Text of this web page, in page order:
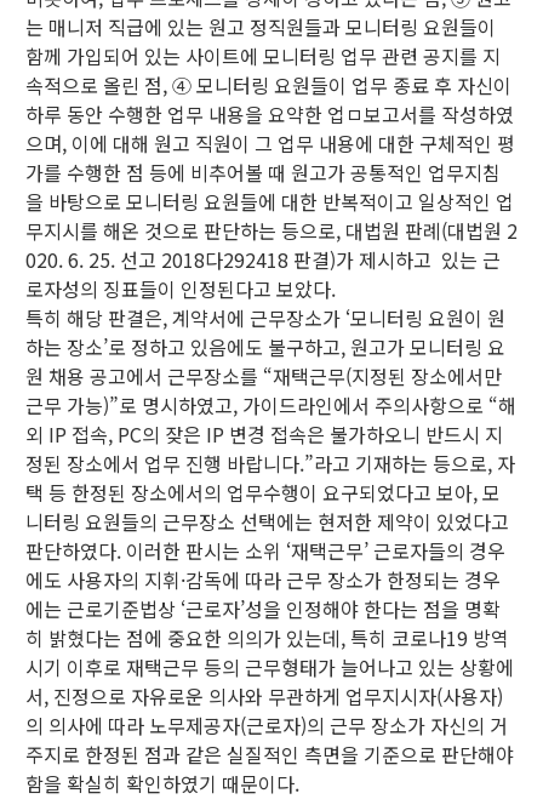
는 매니저 직급에 있는 원고 정직원들과 모니터링 요원들이
함께 가입되어 있는 사이트에 모니터링 업무 관련 공지를 지
속적으로 올린 점, ④ 모니터링 요원들이 업무 종료 후 자신이
하루 동안 수행한 업무 내용을 요약한 업ㅁ보고서를 작성하였
으며, 이에 대해 원고 직원이 그 업무 내용에 대한 구체적인 평
가를 수행한 점 등에 비추어볼 때 원고가 공통적인 업무지침
을 바탕으로 모니터링 요원들에 대한 반복적이고 일상적인 업
무지시를 해온 것으로 판단하는 등으로, 대법원 판례(대법원 2
020. 6. 25. 선고 2018다292418 판결)가 제시하고 있는 근
로자성의 징표들이 인정된다고 보았다.
특히 해당 판결은, 계약서에 근무장소가 ‘모니터링 요원이 원
하는 장소’로 정하고 있음에도 불구하고, 원고가 모니터링 요
원 채용 공고에서 근무장소를 “재택근무(지정된 장소에서만
근무 가능)”로 명시하였고, 가이드라인에서 주의사항으로 “해
외 IP 접속, PC의 잦은 IP 변경 접속은 불가하오니 반드시 지
정된 장소에서 업무 진행 바랍니다.”라고 기재하는 등으로, 자
택 등 한정된 장소에서의 업무수행이 요구되었다고 보아, 모
니터링 요원들의 근무장소 선택에는 현저한 제약이 있었다고
판단하였다. 이러한 판시는 소위 ‘재택근무’ 근로자들의 경우
에도 사용자의 지휘·감독에 따라 근무 장소가 한정되는 경우
에는 근로기준법상 ‘근로자’성을 인정해야 한다는 점을 명확
히 밝혔다는 점에 중요한 의의가 있는데, 특히 코로나19 방역
시기 이후로 재택근무 등의 근무형태가 늘어나고 있는 상황에
서, 진정으로 자유로운 의사와 무관하게 업무지시자(사용자)
의 의사에 따라 노무제공자(근로자)의 근무 장소가 자신의 거
주지로 한정된 점과 같은 실질적인 측면을 기준으로 판단해야
함을 확실히 확인하였기 때문이다.